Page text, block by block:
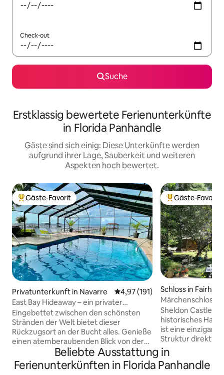
Check-out
Suche
Erstklassig bewertete Ferienunterkünfte
in Florida Panhandle
Gäste sind sich einig: Diese Unterkünfte werden
aufgrund ihrer Lage, Sauberkeit und weiteren
Aspekten hoch bewertet.
Beliebter Gäste-Favorit.
Gäste-Favorit
Privatunterkunft in Navarre Durchschnittliche Bewertung:
4,97 (191)
East Bay Hideaway – ein privater
Rückzugsort am Wasser
Eingebettet zwischen den schönsten
Stränden der Welt bietet dieser
Rückzugsort an der Bucht alles. Genieße
einen atemberaubenden Blick von der
Küche, dem Wohnzimmer und dem
Arbeitszimmer. Die Aussicht geht
weiter, wenn du auf die abgeschirmte
Beliebter Gäste-
Gäste-Favorit
Schloss in
Märchenschloss
Sheldon Castle
historisches Haus
ist eine
Struktur direkt in
abgeschieden in
Eastern Shore
die Straße
Beliebte Ausstattung in
Ferienunterkünften in Florida Panhandle